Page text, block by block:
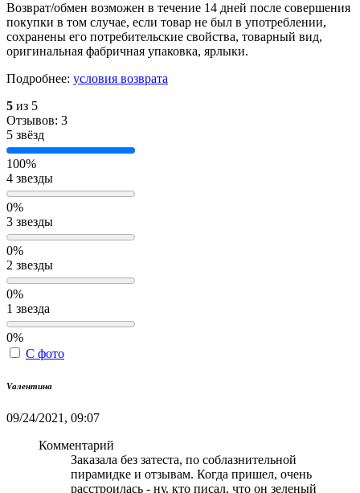
Возврат/обмен возможен в течение 14 дней после совершения
покупки в том случае, если товар не был в употреблении,
сохранены его потребительские свойства, товарный вид,
оригинальная фабричная упаковка, ярлыки.
Подробнее: условия возврата
5 из 5
Отзывов: 3
5 звёзд
100%
4 звезды
0%
3 звезды
0%
2 звезды
0%
1 звезда
0%
С фото
Vалентина
09/24/2021, 09:07
Комментарий
Заказала без затеста, по соблазнительной
пирамидке и отзывам. Когда пришел, очень
расстроилась - ну, кто писал, что он зеленый